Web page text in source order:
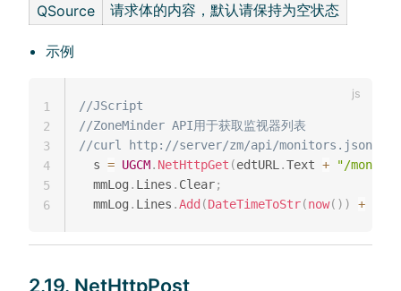
QSource
请求体的内容，默认请保持为空状态
示例
//JScript
//ZoneMinder API用于获取监视器列表
//curl http://server/zm/api/monitors.json
  s
= UGCM. NetHttpGet (edtURL .Text +
"/
  mmLog
. Lines . Clear;
  mmLog
. Lines .Add (DateTimeToStr(now( ) ) +
1
2
3
4
5
6
2.19. NetHttpPost